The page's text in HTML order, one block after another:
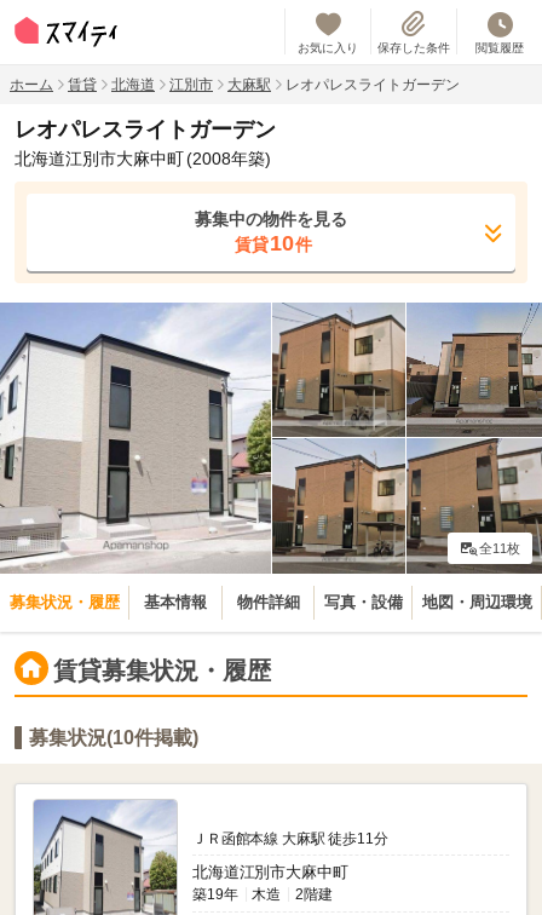
お気に入り 保存した条件 閲覧履歴
ホーム 賃貸 北海道 江別市 大麻駅 レオパレスライトガーデン
レオパレスライトガーデン
北海道江別市大麻中町(2008年築)
募集中の物件を見る
賃貸10件
全11枚
募集状況・履歴 基本情報 物件詳細 写真・設備 地図・周辺環境
賃貸募集状況・履歴
募集状況(10件掲載)
ＪＲ函館本線 大麻駅 徒歩11分
北海道江別市大麻中町
築19年 木造 2階建